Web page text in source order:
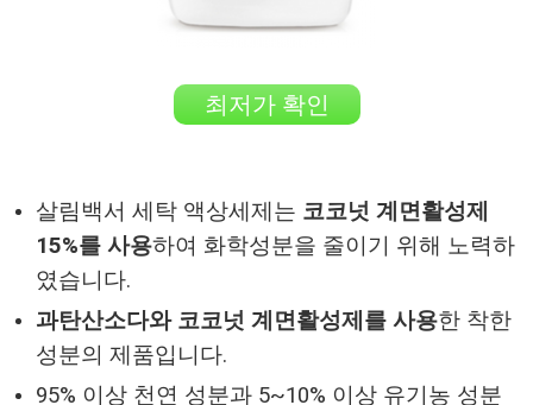
최저가 확인
살림백서 세탁 액상세제는 코코넛 계면활성제
15%를 사용하여 화학성분을 줄이기 위해 노력하
였습니다.
과탄산소다와 코코넛 계면활성제를 사용한 착한
성분의 제품입니다.
95% 이상 천연 성분과 5~10% 이상 유기농 성분